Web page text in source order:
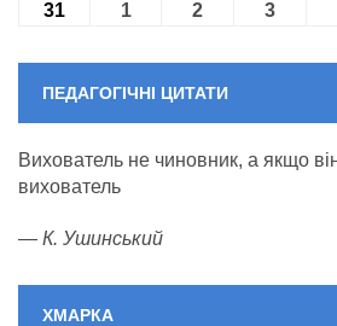
31 31.08.2026
101.09.2026
2 02.09.2026
3
ПЕДАГОГІЧНІ ЦИТАТИ
Вихователь не чиновник, а якщо
вихователь
— К. Ушинський
ХМАРКА